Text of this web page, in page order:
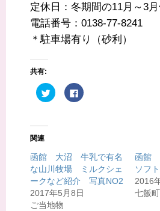
定休日：冬期間の11月～3
電話番号：0138-77-8241
＊駐車場有り（砂利）
共有:
ク
リ
e
r
で
共
有
(
F
a
共
有
す
は
ク
関連
函館 大沼 牛乳で有名
な山川牧場 ミルクシェ
ークなど紹介 写真NO2
2017年5月8日
ご当地物
函館
ソフ
2016
七飯町